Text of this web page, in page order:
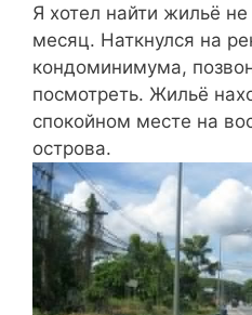
Я хотел найти жильё
месяц. Наткнулся на
кондоминимума,
посмотреть. Жильё
спокойном месте на
острова.